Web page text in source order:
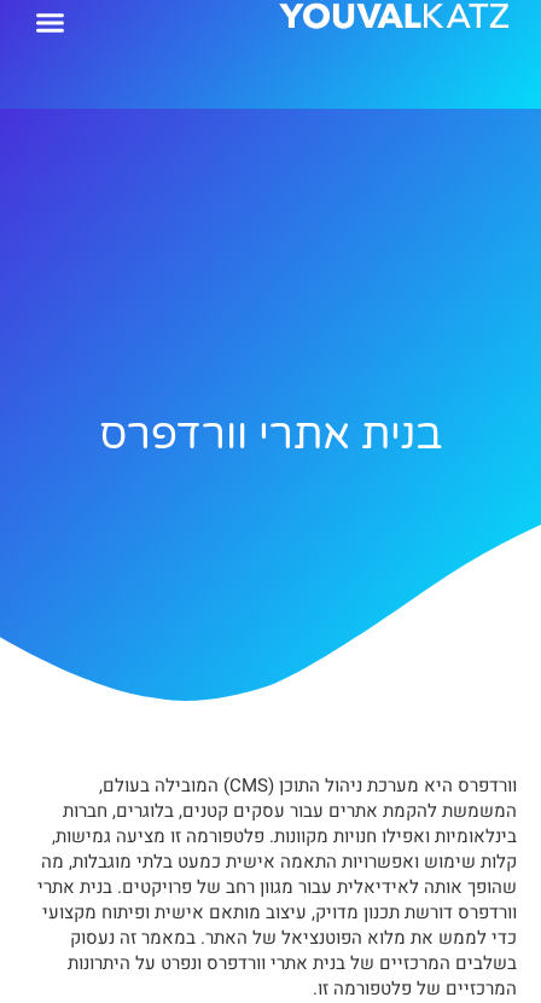
דילוג
בנית אתרי וורדפרס
וורדפרס היא מערכת ניהול התוכן (CMS) המובילה בעולם,
המשמשת להקמת אתרים עבור עסקים קטנים, בלוגרים, חברות
בינלאומיות ואפילו חנויות מקוונות. פלטפורמה זו מציעה גמישות,
קלות שימוש ואפשרויות התאמה אישית כמעט בלתי מוגבלות, מה
שהופך אותה לאידיאלית עבור מגוון רחב של פרויקטים. בנית אתרי
וורדפרס דורשת תכנון מדויק, עיצוב מותאם אישית ופיתוח מקצועי
כדי לממש את מלוא הפוטנציאל של האתר. במאמר זה נעסוק
בשלבים המרכזיים של בנית אתרי וורדפרס ונפרט על היתרונות
המרכזיים של פלטפורמה זו.